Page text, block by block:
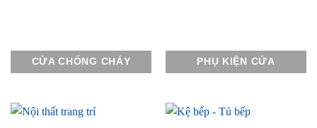
CỬA CHỐNG CHÁY PHỤ KIỆN CỬA